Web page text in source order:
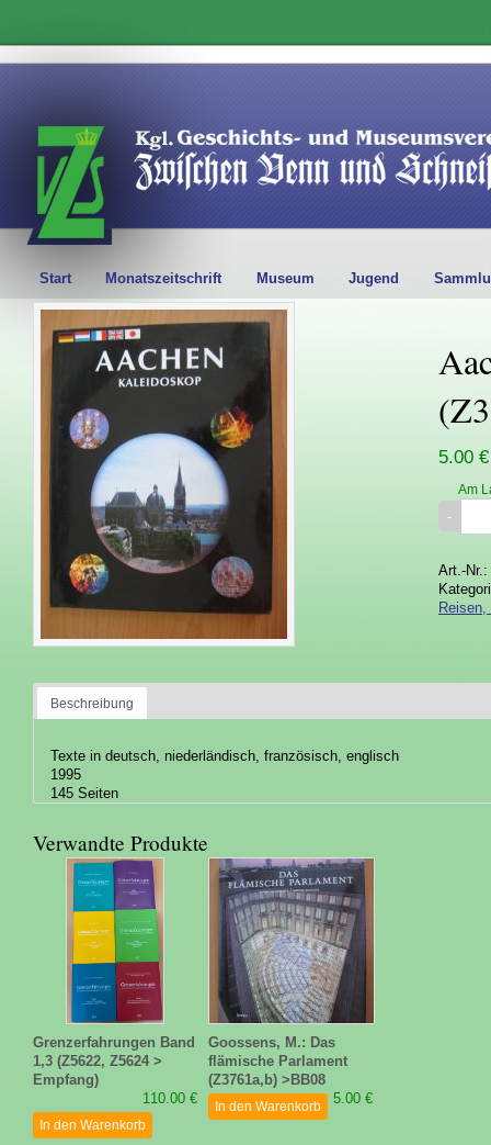
Start Monatszeitschrift Museum Jugend
5.00 €
Am
Art.-Nr.:
Beschreibung
Texte in deutsch, niederländisch, französisch, englisch
1995
145 Seiten
Verwandte Produkte
Grenzerfahrungen Band
1,3 (Z5622, Z5624 >
Empfang)
110.00 €
In den Warenkorb
Goossens, M.: Das
flämische Parlament
(Z3761a,b) >BB08
5.00 €
In den Warenkorb